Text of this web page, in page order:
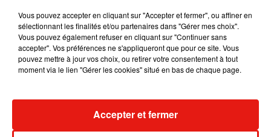
Avec cette nouvelle tournée, Vianney semble prêt à renouer
pleinement avec son public après une longue parenthèse
loin de la scène.
Vous pouvez accepter en cliquant sur "Accepter et fermer", ou affiner en
sélectionnant les finalités et/ou partenaires dans "Gérer mes choix".
Vous pouvez également refuser en cliquant sur "Continuer sans
accepter". Vos préférences ne s'appliqueront que pour ce site. Vous
pouvez mettre à jour vos choix, ou retirer votre consentement à tout
moment via le lien "Gérer les cookies" situé en bas de chaque page.
Accepter et fermer